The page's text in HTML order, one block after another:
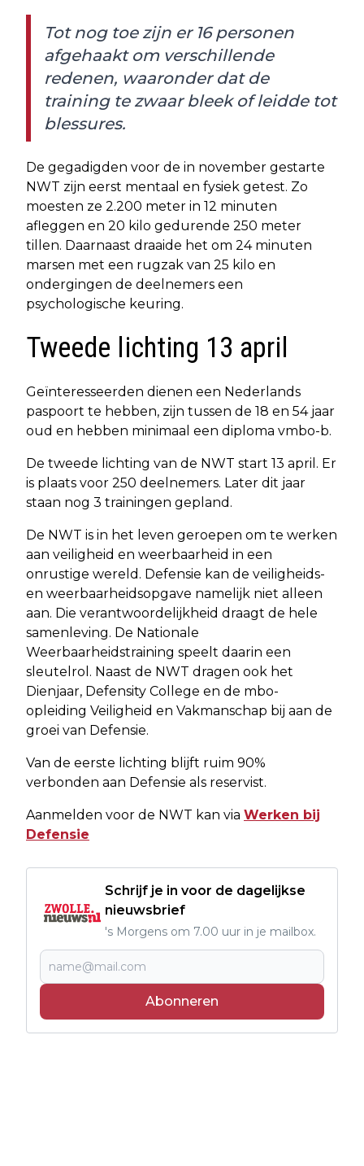
Tot nog toe zijn er 16 personen
afgehaakt om verschillende
redenen, waaronder dat de
training te zwaar bleek of leidde tot
blessures.
De gegadigden voor de in november gestarte
NWT zijn eerst mentaal en fysiek getest. Zo
moesten ze 2.200 meter in 12 minuten
afleggen en 20 kilo gedurende 250 meter
tillen. Daarnaast draaide het om 24 minuten
marsen met een rugzak van 25 kilo en
ondergingen de deelnemers een
psychologische keuring.
Tweede lichting 13 april
Geïnteresseerden dienen een Nederlands
paspoort te hebben, zijn tussen de 18 en 54 jaar
oud en hebben minimaal een diploma vmbo-b.
De tweede lichting van de NWT start 13 april. Er
is plaats voor 250 deelnemers. Later dit jaar
staan nog 3 trainingen gepland.
De NWT is in het leven geroepen om te werken
aan veiligheid en weerbaarheid in een
onrustige wereld. Defensie kan de veiligheids-
en weerbaarheidsopgave namelijk niet alleen
aan. Die verantwoordelijkheid draagt de hele
samenleving. De Nationale
Weerbaarheidstraining speelt daarin een
sleutelrol. Naast de NWT dragen ook het
Dienjaar, Defensity College en de mbo-
opleiding Veiligheid en Vakmanschap bij aan de
groei van Defensie.
Van de eerste lichting blijft ruim 90%
verbonden aan Defensie als reservist.
Aanmelden voor de NWT kan via Werken bij
Defensie
Schrijf je in voor de dagelijkse
nieuwsbrief
's Morgens om 7.00 uur in je mailbox.
Abonneren